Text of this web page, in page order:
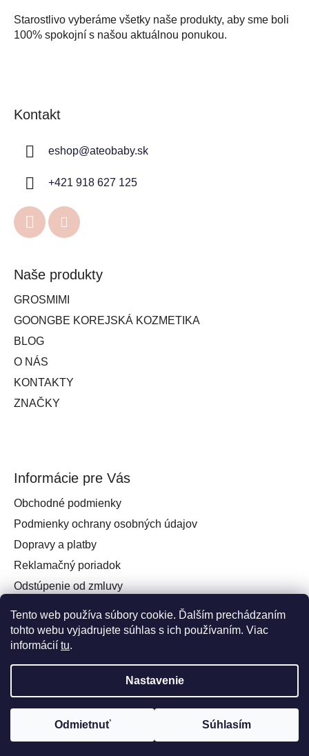
Tento web používa súbory cookie. Ďalším prechádzaním
tohto webu vyjadrujete súhlas s ich používaním. Viac
informácií tu.
Nastavenie
Odmietnuť Súhlasím
Starostlivo vyberáme všetky naše produkty, aby sme boli
100% spokojní s našou aktuálnou ponukou.
Kontakt
eshop@ateobaby.sk
+421 918 627 125
Naše produkty
GROSMIMI
GOONGBE KOREJSKÁ KOZMETIKA
BLOG
O NÁS
KONTAKTY
ZNAČKY
Informácie pre Vás
Obchodné podmienky
Podmienky ochrany osobných údajov
Dopravy a platby
Reklamačný poriadok
Odstúpenie od zmluvy
Práva spotrebiteľa na odstúpenie od zmluvy
Kontakt
Vytvoril Shoptet a
Adatelier
Copyright 2026
. Všetky práva
vyhradené.